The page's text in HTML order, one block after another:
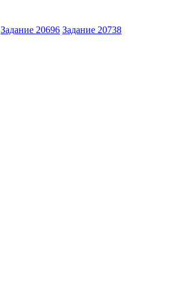
Задание 20696 Задание 20738